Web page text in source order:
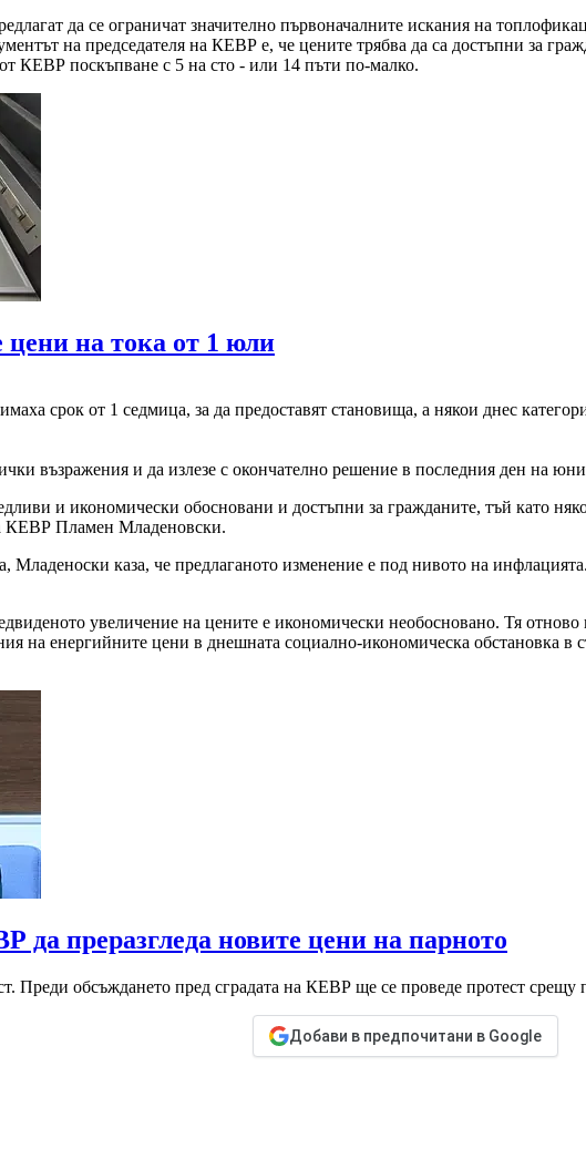
да се ограничат значително първоначалните искания на
на председателя на КЕВР е, че цените трябва да са достъпни за
КЕВР поскъпване с 5 на сто - или 14 пъти по-малко.
на тока от 1 юли
срок от 1 седмица, за да предоставят становища, а някои днес
възражения и да излезе с окончателно решение в последния ден на
и икономически обосновани и достъпни за гражданите, тъй като
КЕВР Пламен Младеновски.
Младеноски каза, че предлаганото изменение е под нивото на
увеличение на цените е икономически необосновано. Тя
на енергийните цени в днешната социално-икономическа обстановка в
да преразгледа новите цени на парното
Преди обсъждането пред сградата на КЕВР ще се проведе протест
Добави в предпочитани в Google